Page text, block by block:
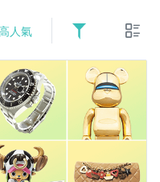
人氣